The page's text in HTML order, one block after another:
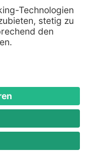
sind eingetragene
Hersteller.
GmbH - Alle